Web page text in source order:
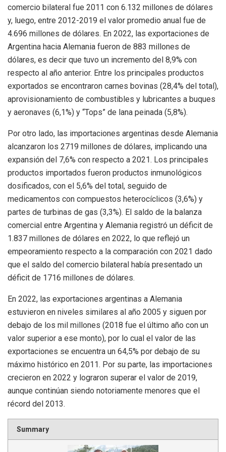
comercio bilateral fue 2011 con 6.132 millones de dólares
y, luego, entre 2012-2019 el valor promedio anual fue de
4.696 millones de dólares. En 2022, las exportaciones de
Argentina hacia Alemania fueron de 883 millones de
dólares, es decir que tuvo un incremento del 8,9% con
respecto al año anterior. Entre los principales productos
exportados se encontraron carnes bovinas (28,4% del total),
aprovisionamiento de combustibles y lubricantes a buques
y aeronaves (6,1%) y “Tops” de lana peinada (5,8%).
Por otro lado, las importaciones argentinas desde Alemania
alcanzaron los 2719 millones de dólares, implicando una
expansión del 7,6% con respecto a 2021. Los principales
productos importados fueron productos inmunológicos
dosificados, con el 5,6% del total, seguido de
medicamentos con compuestos heterocíclicos (3,6%) y
partes de turbinas de gas (3,3%). El saldo de la balanza
comercial entre Argentina y Alemania registró un déficit de
1.837 millones de dólares en 2022, lo que reflejó un
empeoramiento respecto a la comparación con 2021 dado
que el saldo del comercio bilateral había presentado un
déficit de 1716 millones de dólares.
En 2022, las exportaciones argentinas a Alemania
estuvieron en niveles similares al año 2005 y siguen por
debajo de los mil millones (2018 fue el último año con un
valor superior a ese monto), por lo cual el valor de las
exportaciones se encuentra un 64,5% por debajo de su
máximo histórico en 2011. Por su parte, las importaciones
crecieron en 2022 y lograron superar el valor de 2019,
aunque continúan siendo notoriamente menores que el
récord del 2013.
Summary